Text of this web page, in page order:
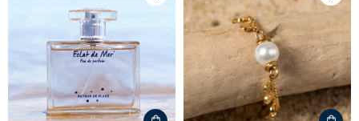
Ajouter
d'envies
à
votre
liste